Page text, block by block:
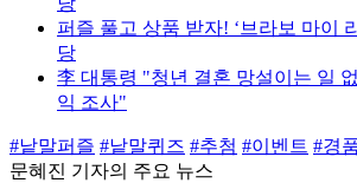
퍼즐 풀고 상품 받자! ‘브라보 마이
당
李 대통령 "청년 결혼 망설이는 일
익 조사"
#낱말퍼즐 #낱말퀴즈 #추첨 #이벤트 #경
문혜진 기자의 주요 뉴스